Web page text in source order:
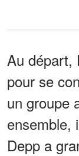
Au départ,
pour se
un groupe
ensemble,
Depp a